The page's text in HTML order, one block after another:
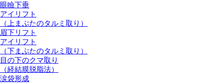
眼瞼下垂
アイリフト
（上まぶたのタルミ取り）
眉下リフト
アイリフト
（下まぶたのタルミ取り）
目の下のクマ取り
（経結膜脱脂法）
涙袋形成